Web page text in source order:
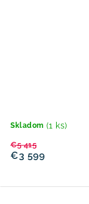
Skladom (1 ks)
€3 599
€5 415